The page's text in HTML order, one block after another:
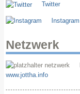
Twitter
Instagram
Netzwerk
www.jottha.info